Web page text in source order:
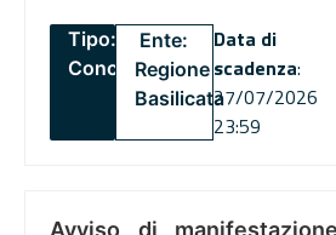
Tipo:
Concorsi
Ente:
Regione
Basilicata
Data di
scadenza:
27/07/2026
23:59
Avviso di